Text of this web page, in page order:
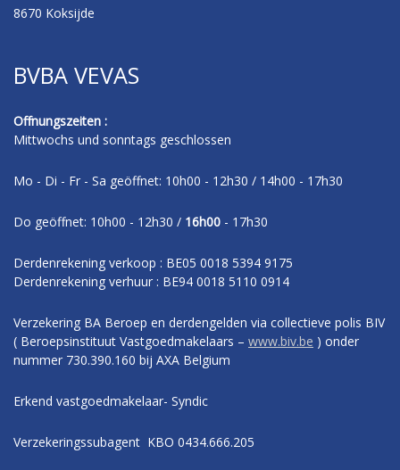
8670 Koksijde
BVBA VEVAS
Offnungszeiten :
Mittwochs und sonntags geschlossen
Mo - Di - Fr - Sa geöffnet: 10h00 - 12h30 / 14h00 - 17h30
Do geöffnet: 10h00 - 12h30 / 16h00 - 17h30
Derdenrekening verkoop : BE05 0018 5394 9175
Derdenrekening verhuur : BE94 0018 5110 0914
Verzekering BA Beroep en derdengelden via collectieve polis BIV
( Beroepsinstituut Vastgoedmakelaars – www.biv.be ) onder
nummer 730.390.160 bij AXA Belgium
Erkend vastgoedmakelaar- Syndic
Verzekeringssubagent KBO 0434.666.205